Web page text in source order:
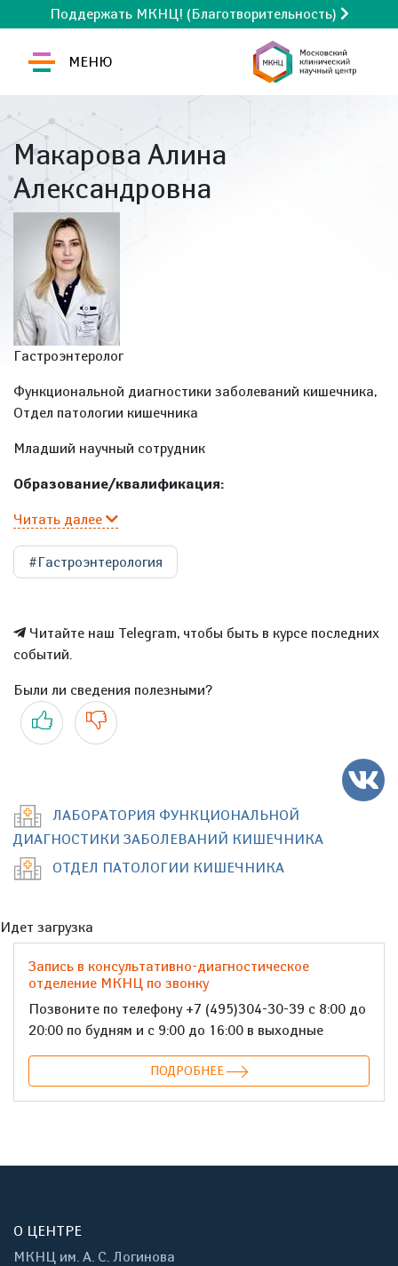
Поддержать МКНЦ! (Благотворительность)
МЕНЮ
Макарова Алина
Александровна
Гастроэнтеролог
Функциональной диагностики заболеваний кишечника,
Отдел патологии кишечника
Младший научный сотрудник
Образование/квалификация:
Читать далее
#Гастроэнтерология
Читайте наш Telegram, чтобы быть в курсе последних
событий.
Были ли сведения полезными?
Да Нет
ЛАБОРАТОРИЯ ФУНКЦИОНАЛЬНОЙ
ДИАГНОСТИКИ ЗАБОЛЕВАНИЙ КИШЕЧНИКА
ОТДЕЛ ПАТОЛОГИИ КИШЕЧНИКА
Идет загрузка
Запись в консультативно-диагностическое
отделение МКНЦ по звонку
Позвоните по телефону +7 (495)304-30-39 с 8:00 до
20:00 по будням и с 9:00 до 16:00 в выходные
ПОДРОБНЕЕ
О ЦЕНТРЕ
МКНЦ им. А. С. Логинова